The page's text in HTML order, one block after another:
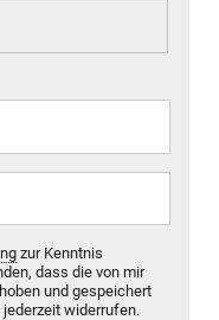
zur Kenntnis
dass die von mir
und gespeichert
widerrufen.